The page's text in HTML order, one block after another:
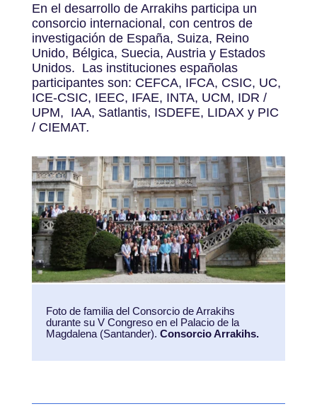
En el desarrollo de Arrakihs participa un
consorcio internacional, con centros de
investigación de España, Suiza, Reino
Unido, Bélgica, Suecia, Austria y Estados
Unidos. Las instituciones españolas
participantes son: CEFCA, IFCA, CSIC, UC,
ICE-CSIC, IEEC, IFAE, INTA, UCM, IDR /
UPM, IAA, Satlantis, ISDEFE, LIDAX y PIC
/ CIEMAT.
Foto de familia del Consorcio de Arrakihs
durante su V Congreso en el Palacio de la
Magdalena (Santander). Consorcio Arrakihs.